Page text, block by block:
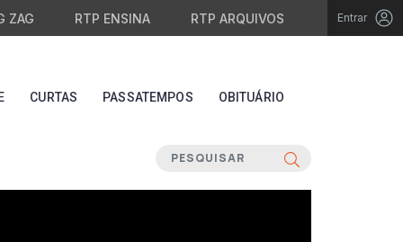
ZAG RTP ENSINA RTP ARQUIVOS Entrar
CURTAS PASSATEMPOS OBITUÁRIO